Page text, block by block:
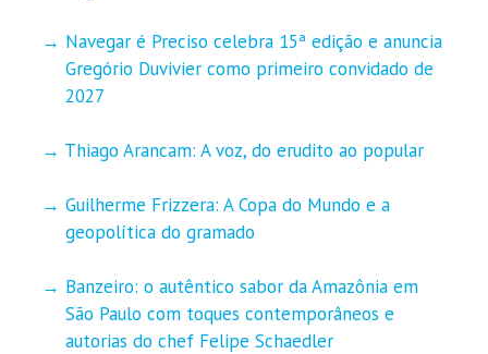
Navegar é Preciso celebra 15ª edição e anuncia
Gregório Duvivier como primeiro convidado de
2027
Thiago Arancam: A voz, do erudito ao popular
Guilherme Frizzera: A Copa do Mundo e a
geopolítica do gramado
Banzeiro: o autêntico sabor da Amazônia em
São Paulo com toques contemporâneos e
autorias do chef Felipe Schaedler